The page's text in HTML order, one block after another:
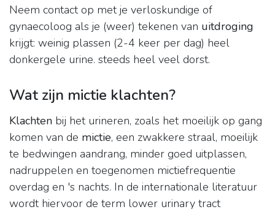
Neem contact op met je verloskundige of
gynaecoloog als je (weer) tekenen van uitdroging
krijgt: weinig plassen (2-4 keer per dag) heel
donkergele urine. steeds heel veel dorst.
Wat zijn mictie klachten?
Klachten bij het urineren, zoals het moeilijk op gang
komen van de mictie, een zwakkere straal, moeilijk
te bedwingen aandrang, minder goed uitplassen,
nadruppelen en toegenomen mictiefrequentie
overdag en 's nachts. In de internationale literatuur
wordt hiervoor de term lower urinary tract